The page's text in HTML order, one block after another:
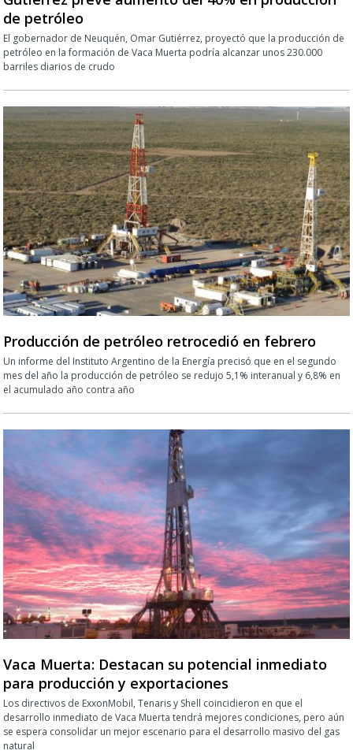
de petróleo
El gobernador de Neuquén, Omar Gutiérrez, proyectó que la producción de
petróleo en la formación de Vaca Muerta podría alcanzar unos 230.000
barriles diarios de crudo
Producción de petróleo retrocedió en febrero
Un informe del Instituto Argentino de la Energía precisó que en el segundo
mes del año la producción de petróleo se redujo 5,1% interanual y 6,8% en
el acumulado año contra año
Vaca Muerta: Destacan su potencial inmediato
para producción y exportaciones
Los directivos de ExxonMobil, Tenaris y Shell coincidieron en que el
desarrollo inmediato de Vaca Muerta tendrá mejores condiciones, pero aún
se espera consolidar un mejor escenario para el desarrollo masivo del gas
natural